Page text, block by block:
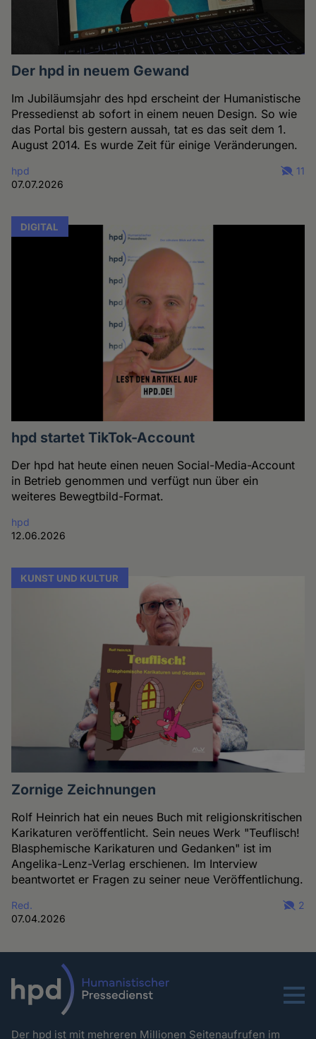
Der hpd in neuem Gewand
Im Jubiläumsjahr des hpd erscheint der Humanistische
Pressedienst ab sofort in einem neuen Design. So wie
das Portal bis gestern aussah, tat es das seit dem 1.
August 2014. Es wurde Zeit für einige Veränderungen.
hpd
07.07.2026
11
DIGITAL
hpd startet TikTok-Account
Der hpd hat heute einen neuen Social-Media-Account
in Betrieb genommen und verfügt nun über ein
weiteres Bewegtbild-Format.
hpd
12.06.2026
KUNST UND KULTUR
Zornige Zeichnungen
Rolf Heinrich hat ein neues Buch mit religionskritischen
Karikaturen veröffentlicht. Sein neues Werk "Teuflisch!
Blasphemische Karikaturen und Gedanken" ist im
Angelika-Lenz-Verlag erschienen. Im Interview
beantwortet er Fragen zu seiner neue Veröffentlichung.
Red.
07.04.2026
2
Menu
Der hpd ist mit mehreren Millionen Seitenaufrufen im